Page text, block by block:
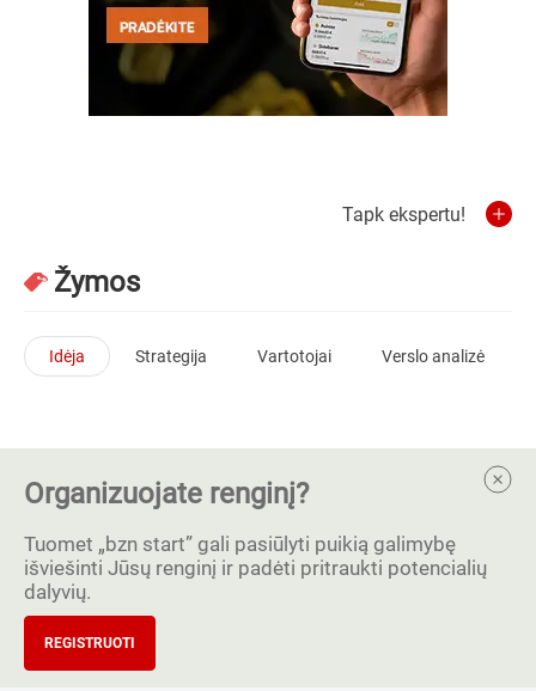
Tapk ekspertu!
Žymos
Idėja Strategija Vartotojai Verslo analizė
Organizuojate renginį?
Tuomet „bzn start” gali pasiūlyti puikią galimybę
išviešinti Jūsų renginį ir padėti pritraukti potencialių
dalyvių.
REGISTRUOTI